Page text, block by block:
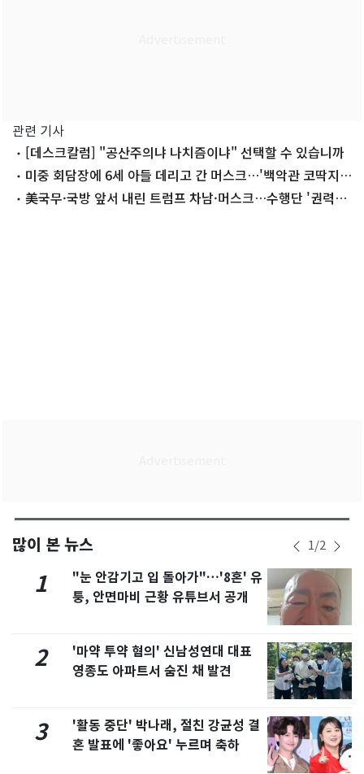
관련 기사
[데스크칼럼] "공산주의냐 나치즘이냐" 선택할 수 있습니까
미중 회담장에 6세 아들 데리고 간 머스크…'백악관 코딱지'
그 아이
美국무·국방 앞서 내린 트럼프 차남·머스크…수행단 '권력
많이 본 뉴스 1/2
1
"눈 안감기고 입 돌아가"…'8혼' 유
퉁, 안면마비 근황 유튜브서 공개
2
'마약 투약 혐의' 신남성연대 대표
영종도 아파트서 숨진 채 발견
3
'활동 중단' 박나래, 절친 강균성 결
혼 발표에 '좋아요' 누르며 축하